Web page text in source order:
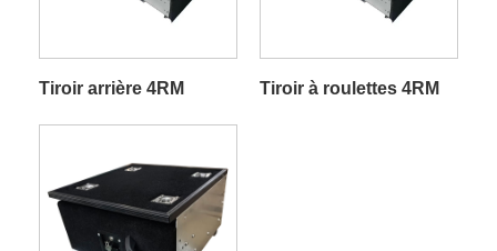
Tiroir arrière 4RM Tiroir à roulettes 4RM